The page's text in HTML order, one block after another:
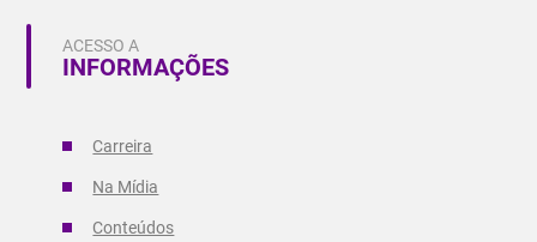
ACESSO A
INFORMAÇÕES
Carreira
Na Mídia
Conteúdos